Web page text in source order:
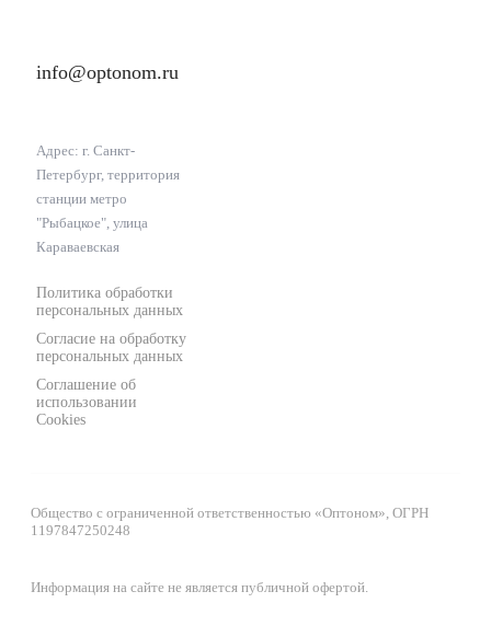
info@optonom.ru
Адрес: г. Санкт-
Петербург, территория
станции метро
"Рыбацкое", улица
Караваевская
Политика обработки
персональных данных
Согласие на обработку
персональных данных
Соглашение об
использовании
Cookies
Общество с ограниченной ответственностью «Оптоном», ОГРН
1197847250248
Информация на сайте не является публичной офертой.